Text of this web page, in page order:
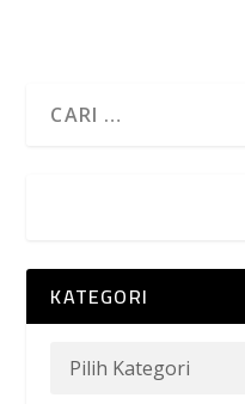
KATEGORI